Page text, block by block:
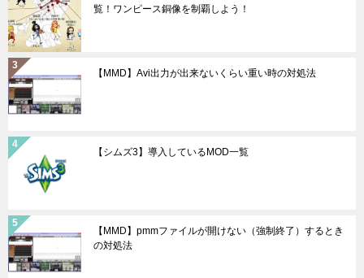
覧！ワンピース銅像を制覇しよう！
【MMD】Avi出力が出来ないくらい重い時の対処法
【シムズ3】導入しているMOD一覧
【MMD】pmmファイルが開けない（強制終了）するとき
の対処法